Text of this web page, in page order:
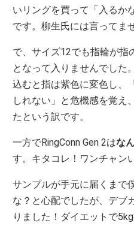
いリングを買って「入るか
です。柳生氏には言ってま
で、サイズ12でも指輪が指
となって入りませんでした
込むと指は紫色に変色し、
しれない」と危機感を覚え
たという訳です。
一方でRingConn Gen 2はな
す。キタコレ！ワンチャン
サンプルが手元に届くまで
な？と心配でしたが、デブ
りました！ダイエットで